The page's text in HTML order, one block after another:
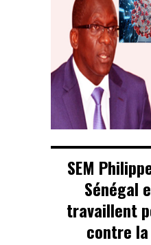
SEM
Sénégal
travaillent
contre la